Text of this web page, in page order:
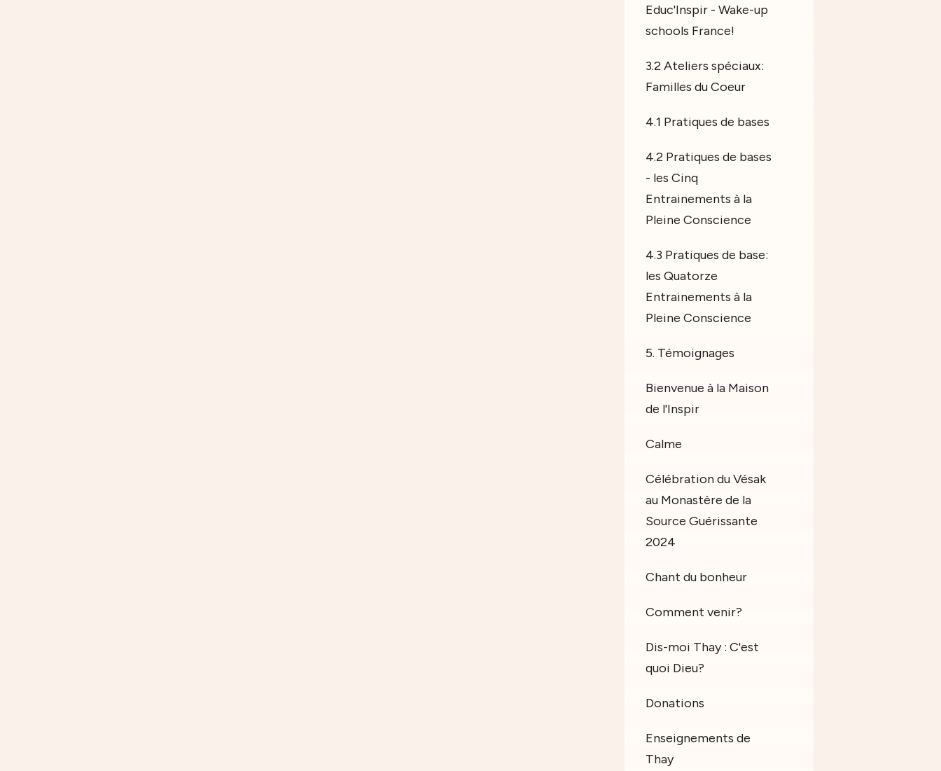
Educ'Inspir - Wake-up
schools France!
3.2 Ateliers spéciaux:
Familles du Coeur
4.1 Pratiques de bases
4.2 Pratiques de bases
- les Cinq
Entrainements à la
Pleine Conscience
4.3 Pratiques de base:
les Quatorze
Entrainements à la
Pleine Conscience
5. Témoignages
Bienvenue à la Maison
de l'Inspir
Calme
Célébration du Vésak
au Monastère de la
Source Guérissante
2024
Chant du bonheur
Comment venir?
Dis-moi Thay : C'est
quoi Dieu?
Donations
Enseignements de
Thay